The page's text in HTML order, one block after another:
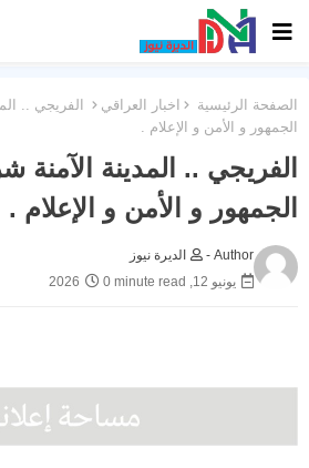
الصفحة الرئيسية اخبار العراقي
الفريجي ..
الجمهور و الأمن و الإعلام .
الفريجي .. المدينة الآمنة
الجمهور و الأمن و الإعلام .
Author -
الديرة نيوز
يونيو 12, 2026
0 minute read